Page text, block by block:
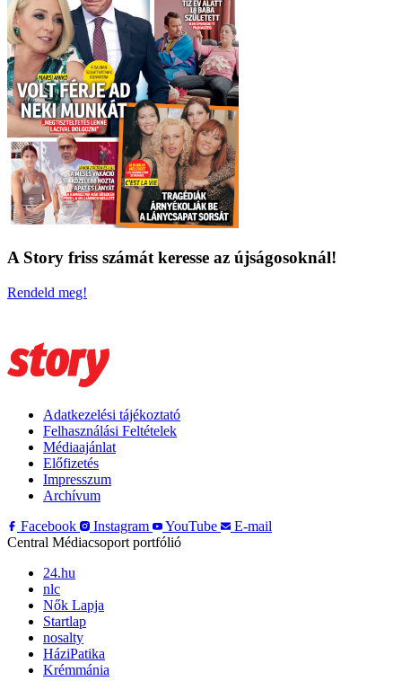
A Story friss számát keresse az újságosoknál!
Rendeld meg!
Adatkezelési tájékoztató
Felhasználási Feltételek
Médiaajánlat
Előfizetés
Impresszum
Archívum
Facebook
Instagram YouTube
E-mail
Central Médiacsoport portfólió
24.hu
nlc
Nők Lapja
Startlap
nosalty
HáziPatika
Krémmánia